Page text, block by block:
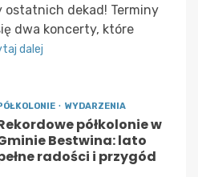
dekad! Terminy
dwa koncerty, które
dalej
PÓŁKOLONIE WYDARZENIA
półkolonie w
Bestwina: lato
radości i przygód